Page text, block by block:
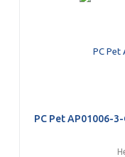
PС Pet AP01006-